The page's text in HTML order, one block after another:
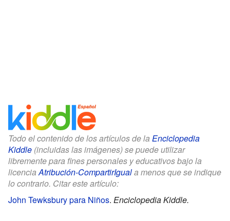
Todo el contenido de los artículos de la Enciclopedia
Kiddle (incluidas las imágenes) se puede utilizar
libremente para fines personales y educativos bajo la
licenciaAtribución-CompartirIguala menos que se indique
lo contrario. Citar este artículo:
John Tewksbury para Niños. Enciclopedia Kiddle.